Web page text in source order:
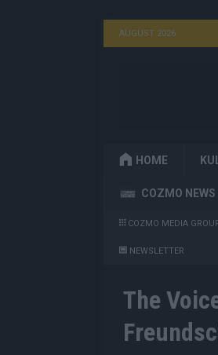
AUGUST 2026
HOME
COZMO NEWS
COZMO MEDIA
NEWSLETTER
The